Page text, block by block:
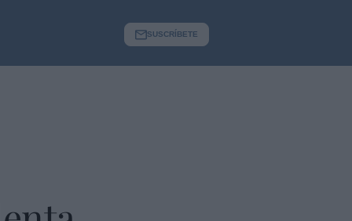
SUSCRÍBETE